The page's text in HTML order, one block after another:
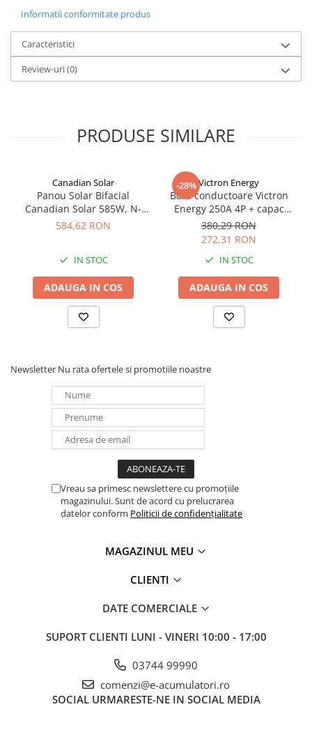
Informatii conformitate produs
Caracteristici
Review-uri(0)
PRODUSE SIMILARE
Canadian Solar
Panou Solar Bifacial
Canadian Solar 585W, N-
Type TOPCon, CS6W-TB-SF-
584,62 RON
IN STOC
ADAUGA IN COS
-28%Victron Energy
Bara conductoare Victron
Energy 250A 4P + capac
BUSBAR VBB125040010
380,29 RON
272,31 RON
IN STOC
ADAUGA IN COS
Newsletter Nu rata ofertele si promotiile noastre
Vreau sa primesc newslettere cu promoțiile
magazinului. Sunt de acord cu prelucrarea
datelor conform Politicii de confidențialitate
MAGAZINUL MEU
CLIENTI
DATE COMERCIALE
SUPORT CLIENTI LUNI - VINERI 10:00 - 17:00
03744 99990
comenzi@e-acumulatori.ro
SOCIAL URMARESTE-NE IN SOCIAL MEDIA